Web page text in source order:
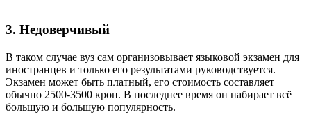
3. Недоверчивый
В таком случае вуз сам организовывает языковой экзамен для
иностранцев и только его результатами руководствуется.
Экзамен может быть платный, его стоимость составляет
обычно 2500-3500 крон. В последнее время он набирает всё
большую и большую популярность.